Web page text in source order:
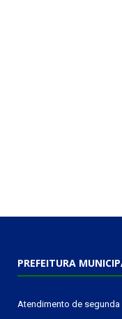
PREFEITURA
Atendimento de segunda